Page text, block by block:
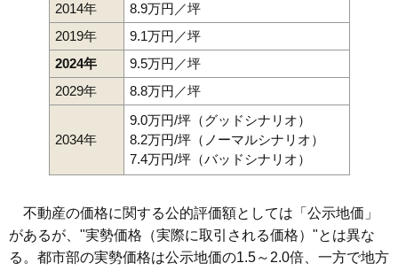
2014年
8.9万円／坪
2019年
9.1万円／坪
2024年
9.5万円／坪
2029年
8.8万円／坪
2034年
9.0万円/坪（グッドシナリオ）
8.2万円/坪（ノーマルシナリオ）
7.4万円/坪（バッドシナリオ）
不動産の価格に関する公的評価額としては「公示地価」
があるが、"実勢価格（実際に取引される価格）"とは異な
る。都市部の実勢価格は公示地価の1.5～2.0倍、一方で地方